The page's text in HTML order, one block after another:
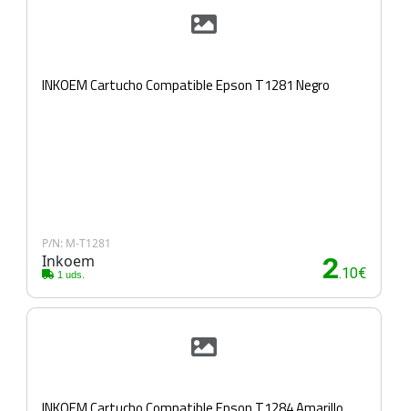
INKOEM Cartucho Compatible Epson T1281 Negro
P/N: M-T1281
Inkoem
1 uds. 2.10€